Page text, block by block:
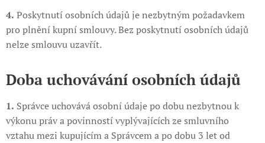
4. Poskytnutí osobních údajů je nezbytným požadavkem
pro plnění kupní smlouvy. Bez poskytnutí osobních údajů
nelze smlouvu uzavřít.
Doba uchovávání osobních údajů
1. Správce uchovává osobní údaje po dobu nezbytnou k
výkonu práv a povinností vyplývajících ze smluvního
vztahu mezi kupujícím a Správcem a po dobu 3 let od